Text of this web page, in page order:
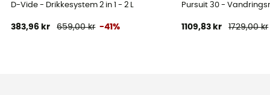
D-Vide - Drikkesystem 2 in 1 - 2 L
383,96 kr 659,00 kr -41%
Pursuit 30 -
1109,83 kr 1729,00 kr